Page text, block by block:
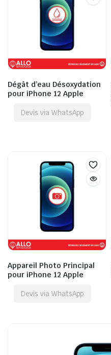
Dégât d’eau Désoxydation
pour iPhone 12 Apple
Devis via WhatsApp
Appareil Photo Principal
pour iPhone 12 Apple
Devis via WhatsApp